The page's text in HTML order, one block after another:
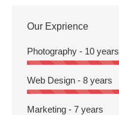
Our Exprience
Photography - 10 years
Web Design - 8 years
Marketing - 7 years